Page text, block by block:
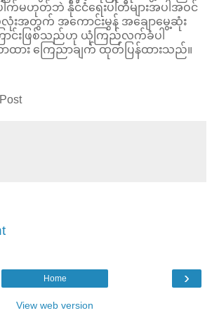
မဟုတ်ဘဲ နိုင်ငံရေးပါတီများအပါအဝင်
အတွက် အကောင်းမွန် အချောမွေ့ဆုံး
ာင်းဖြစ်သည်ဟု ယုံကြည်လက်ခံပါ
ထား ကြေညာချက် ထုတ်ပြန်ထားသည်။
›
Home
View web version